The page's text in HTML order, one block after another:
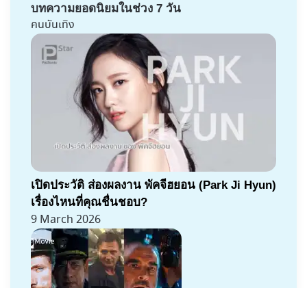
บทความยอดนิยมในช่วง 7 วัน
คนบันเทิง
เปิดประวัติ ส่องผลงาน พัคจีฮยอน (Park Ji Hyun)
เรื่องไหนที่คุณชื่นชอบ?
9 March 2026